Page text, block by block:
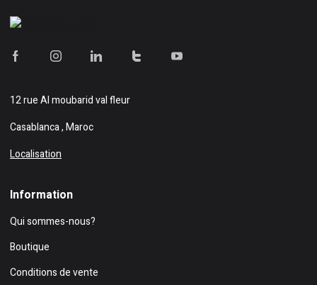
12 rue Al moubarid val fleur
Casablanca , Maroc
Localisation
Information
Qui sommes-nous?
Boutique
Conditions de vente